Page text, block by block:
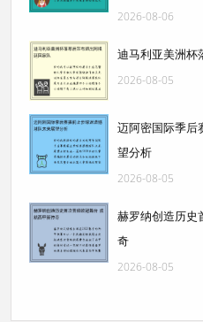
2026-08-06
迪马利亚美洲杯
2026-08-05
迈阿密国际季后
望分析
2026-08-05
赫罗纳创造历史
奇
2026-08-05